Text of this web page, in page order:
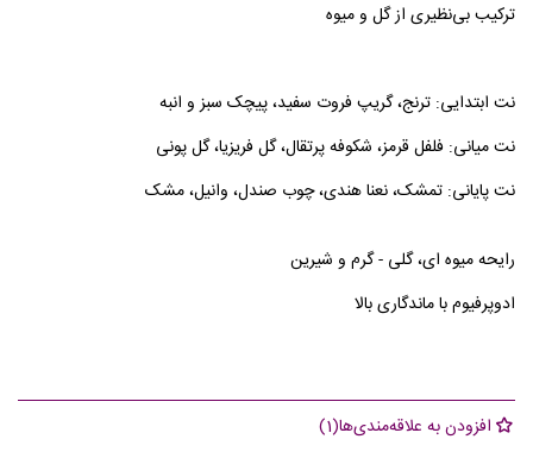
ترکیب بی‌نظیری از گل و میوه
نت ابتدایی: ترنج، گریپ فروت سفید، پیچک سبز و انبه
نت میانی: فلفل قرمز، شکوفه پرتقال، گل فریزیا، گل پونی
نت پایانی: تمشک، نعنا هندی، چوب صندل، وانیل، مشک
رایحه میوه ای، گلی - گرم و شیرین
ادوپرفیوم با ماندگاری بالا
افزودن به علاقه‌مندی‌ها(
1
)